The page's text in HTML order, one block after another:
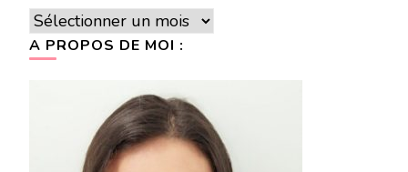
Archives
A PROPOS DE MOI :